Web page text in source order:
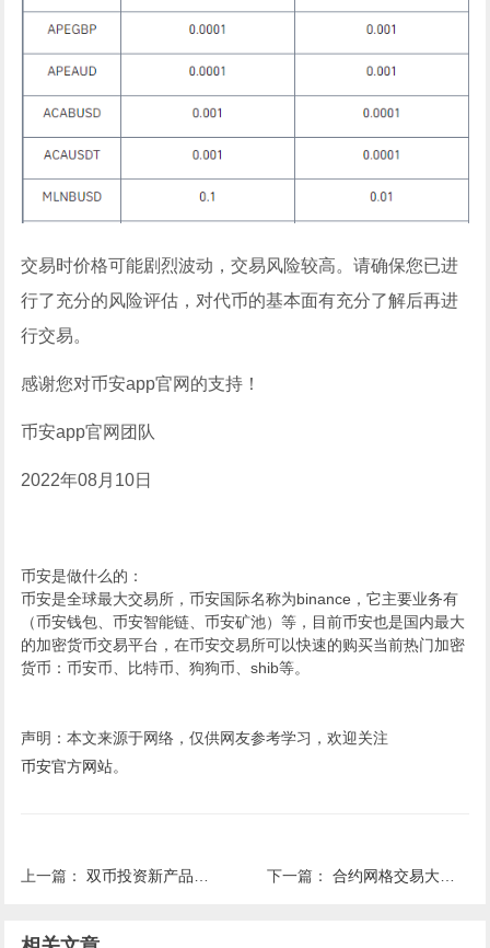
交易时价格可能剧烈波动，交易风险较高。请确保您已进
行了充分的风险评估，对代币的基本面有充分了解后再进
行交易。
感谢您对币安app官网的支持！
币安app官网团队
2022年08月10日
币安是做什么的：
币安是全球最大交易所，币安国际名称为binance，它主要业务有
（币安钱包、币安智能链、币安矿池）等，目前币安也是国内最大
的加密货币交易平台，在币安交易所可以快速的购买当前热门加密
货币：币安币、比特币、狗狗币、shib等。
声明：本文来源于网络，仅供网友参考学习，欢迎关注
币安官方网站。
上一篇：双币投资新产品上线（2022-08-10） 下一篇：合约网格交易大赛：瓜分20,000 BUSD奖池！